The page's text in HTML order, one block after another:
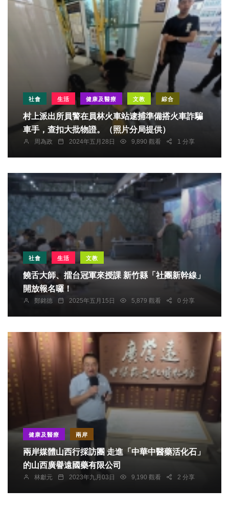
社會 生活 健康及醫療 文教 綜合
村上派出所員警在員林火車站逮捕準備搭火車詐騙
車手，查扣大批物證。（照片分局提供）
周為政 2024年五月28日 9,890 觀看 1 分享
社會 生活 文教
饒舌大師、擂台冠軍來授課 新竹縣「社團新幹線」
開放報名囉！
鄭銘德 2025年五月15日 5,879 觀看 0 分享
健康及醫療 兩岸
兩岸媒體山西行採訪團 走進「中華中醫藥活化石」
的山西廣譽遠國藥有限公司
林獻元 2023年九月03日 9,190 觀看 2 分享